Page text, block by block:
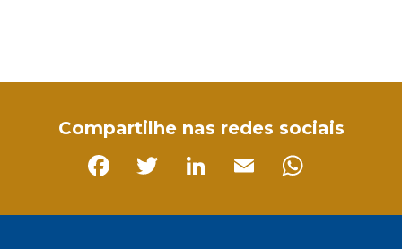
Compartilhe nas redes sociais